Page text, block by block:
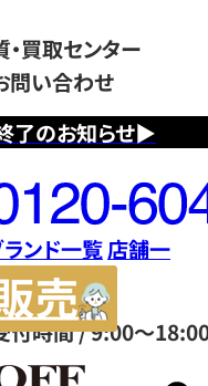
了のお知らせ▶
・買取センター
問い合わせ
付時間 / 9:00～
ンド一覧店舗一
サ